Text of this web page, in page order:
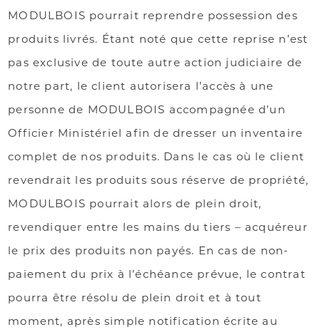
MODULBOIS pourrait reprendre possession des
produits livrés. Étant noté que cette reprise n’est
pas exclusive de toute autre action judiciaire de
notre part, le client autorisera l’accès à une
personne de MODULBOIS accompagnée d’un
Officier Ministériel afin de dresser un inventaire
complet de nos produits. Dans le cas où le client
revendrait les produits sous réserve de propriété,
MODULBOIS pourrait alors de plein droit,
revendiquer entre les mains du tiers – acquéreur
le prix des produits non payés. En cas de non-
paiement du prix à l’échéance prévue, le contrat
pourra être résolu de plein droit et à tout
moment, après simple notification écrite au